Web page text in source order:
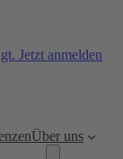
Jetzt anmelden
Über uns